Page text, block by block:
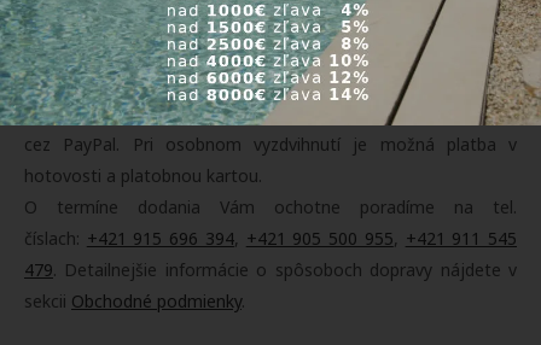
predchádzajúcej objednávke vyzdvihnúť osobne v našom
sklade v Orechovej Potôni 311. Doprava je ZADARMO pri
objednávke tovaru nad 200 Eur. Platbu môžete realizovať
dobierkou, online platobnou kartou, prevodom na účet alebo
cez PayPal. Pri osobnom vyzdvihnutí je možná platba v
hotovosti a platobnou kartou.
O termíne dodania Vám ochotne poradíme na tel.
číslach: +421 915 696 394, +421 905 500 955, +421 911 545
479. Detailnejšie informácie o spôsoboch dopravy nájdete v
sekcii Obchodné podmienky.